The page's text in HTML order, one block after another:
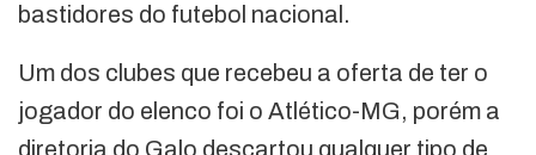
bastidores do futebol nacional.
Um dos clubes que recebeu a oferta de ter o
jogador do elenco foi o Atlético-MG, porém a
diretoria do Galo descartou qualquer tipo de